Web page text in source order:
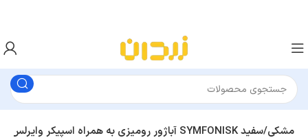
آباژور رومیزی به همراه اسپیکر وایرلس ایکیا SYMFONISK مشکی/سفید